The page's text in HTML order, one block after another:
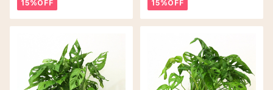
15%OFF 15%OFF